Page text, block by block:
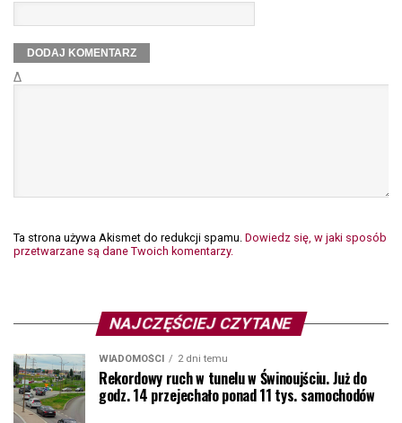
Δ
Ta strona używa Akismet do redukcji spamu. Dowiedz się, w jaki sposób
przetwarzane są dane Twoich komentarzy.
NAJCZĘŚCIEJ CZYTANE
WIADOMOŚCI 2 dni temu
Rekordowy ruch w tunelu w Świnoujściu. Już do
godz. 14 przejechało ponad 11 tys. samochodów